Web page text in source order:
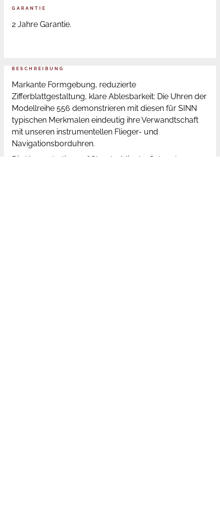
GARANTIE
2 Jahre Garantie.
BESCHREIBUNG
Markante Formgebung, reduzierte
Zifferblattgestaltung, klare Ablesbarkeit: Die Uhren der
Modellreihe 556 demonstrieren mit diesen für SINN
typischen Merkmalen eindeutig ihre Verwandtschaft
mit unseren instrumentellen Flieger- und
Navigationsborduhren.
Die Konzentration auf Stunde, Minute, Sekunde,